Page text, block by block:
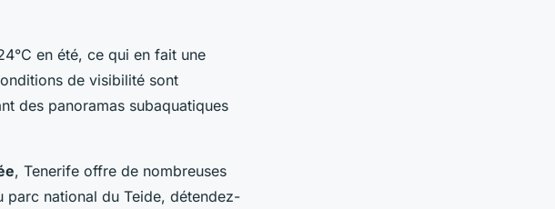
en été, ce qui en fait une
de visibilité sont
des panoramas subaquatiques
, Tenerife offre de nombreuses
parc national du Teide, détendez-